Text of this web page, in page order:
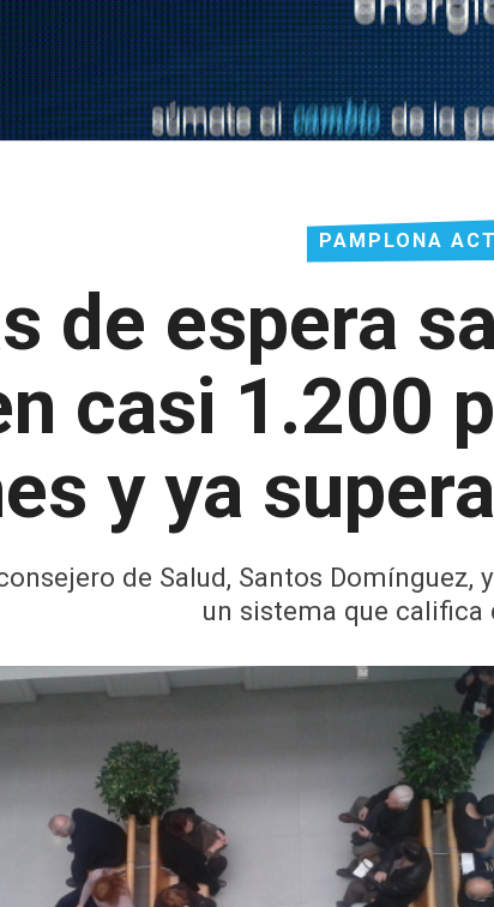
PAMPLONA
de espera
casi 1.200
y ya
de Salud, Santos
un sistema que califica